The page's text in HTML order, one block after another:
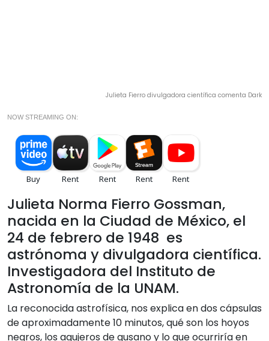
Julieta Fierro divulgadora científica comenta Dark
NOW STREAMING ON:
Julieta Norma Fierro Gossman,
nacida en la Ciudad de México, el
24 de febrero de 1948 es
astrónoma y divulgadora científica.
Investigadora del Instituto de
Astronomía de la UNAM.
La reconocida astrofísica, nos explica en dos cápsulas
de aproximadamente 10 minutos, qué son los hoyos
negros, los agujeros de gusano y lo que ocurriría en